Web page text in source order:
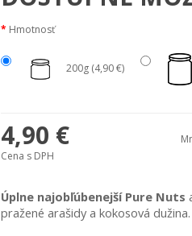
Hmotnosť
200g (4,90 €)
4,90 €
Cena s DPH
Úplne najobľúbenejší Pure Nuts
pražené arašidy a kokosová dužina.